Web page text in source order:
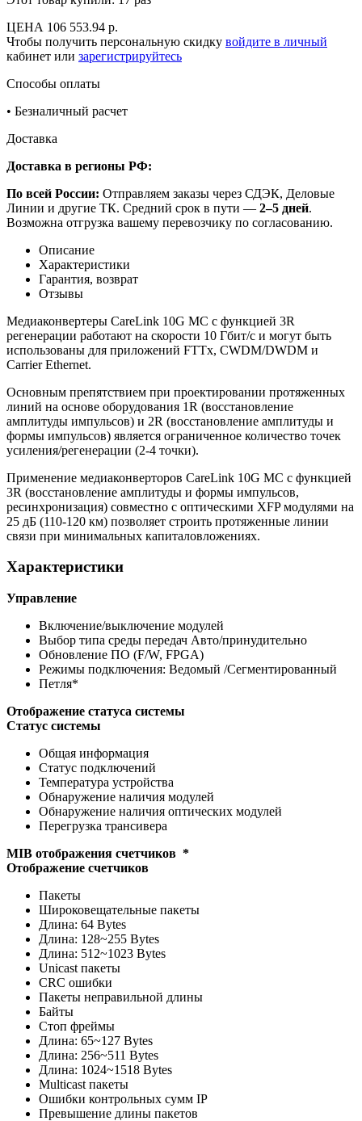
ЦЕНА 106 553.94 р.
Чтобы получить персональную скидку войдите в личный
кабинет или зарегистрируйтесь
Способы оплаты
• Безналичный расчет
Доставка
Доставка в регионы РФ:
По всей России: Отправляем заказы через СДЭК, Деловые
Линии и другие ТК. Средний срок в пути — 2–5 дней.
Возможна отгрузка вашему перевозчику по согласованию.
Описание
Характеристики
Гарантия, возврат
Отзывы
Медиаконвертеры CareLink 10G MC с функцией 3R
регенерации работают на скорости 10 Гбит/с и могут быть
использованы для приложений FTTx, CWDM/DWDM и
Carrier Ethernet.
Основным препятствием при проектировании протяженных
линий на основе оборудования 1R (восстановление
амплитуды импульсов) и 2R (восстановление амплитуды и
формы импульсов) является ограниченное количество точек
усиления/регенерации (2-4 точки).
Применение медиаконверторов CareLink 10G MC с функцией
3R (восстановление амплитуды и формы импульсов,
ресинхронизация) совместно с оптическими XFP модулями на
25 дБ (110-120 км) позволяет строить протяженные линии
связи при минимальных капиталовложениях.
Характеристики
Управление
Включение/выключение модулей
Выбор типа среды передач Авто/принудительно
Обновление ПО (F/W, FPGA)
Режимы подключения: Ведомый /Сегментированный
Петля*
Отображение статуса системы
Статус системы
Общая информация
Статус подключений
Температура устройства
Обнаружение наличия модулей
Обнаружение наличия оптических модулей
Перегрузка трансивера
MIB отображения счетчиков *
Отображение счетчиков
Пакеты
Широковещательные пакеты
Длина: 64 Bytes
Длина: 128~255 Bytes
Длина: 512~1023 Bytes
Unicast пакеты
CRC ошибки
Пакеты неправильной длины
Байты
Стоп фреймы
Длина: 65~127 Bytes
Длина: 256~511 Bytes
Длина: 1024~1518 Bytes
Multicast пакеты
Ошибки контрольных сумм IP
Превышение длины пакетов